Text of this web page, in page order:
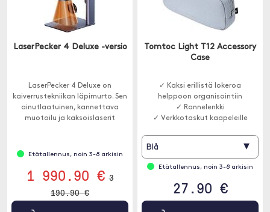
LaserPecker 4 Deluxe -versio
LaserPecker 4 Deluxe on
kaiverrustekniikan läpimurto. Sen
ainutlaatuinen, kannettava
muotoilu ja kaksoislaserit
Etätallennus, noin 3-8 arkisin
1 990.90 € 3
190.90 €
Tomtoc Light T12 Accessory
Case
✓ Kaksi erillistä lokeroa
helppoon organisointiin
✓ Rannelenkki
✓ Verkkotaskut kaapeleille
Blå ▾
Etätallennus, noin 3-8 arkisin
27.90 €